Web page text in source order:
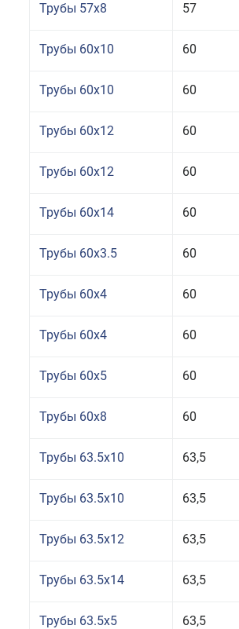
Трубы 57x8 57
Трубы 60x10 60
Трубы 60x10 60
Трубы 60x12 60
Трубы 60x12 60
Трубы 60x14 60
Трубы 60x3.5 60
Трубы 60x4 60
Трубы 60x4 60
Трубы 60x5 60
Трубы 60x8 60
Трубы 63.5x10 63,5
Трубы 63.5x10 63,5
Трубы 63.5x12 63,5
Трубы 63.5x14 63,5
Трубы 63.5x5 63,5